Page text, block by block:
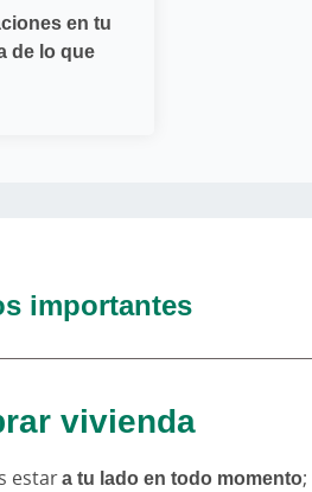
en tu
de lo que
importantes
vivienda
estara tu lado en todo momento